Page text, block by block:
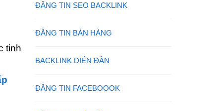
tinh
ĐĂNG TIN SEO BACKLINK
ĐĂNG TIN BÁN HÀNG
BACKLINK DIỄN ĐÀN
ĐĂNG TIN FACEBOOOK